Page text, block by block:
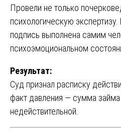
Провели не только
психологическую
подпись выполнена самим
психоэмоциональном
Результат:
Суд признал расписку
факт давления — сумма
недействительной.